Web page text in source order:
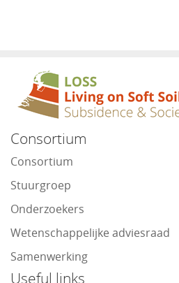
Consortium
Consortium
Stuurgroep
Onderzoekers
Wetenschappelijke adviesraad
Samenwerking
Useful links